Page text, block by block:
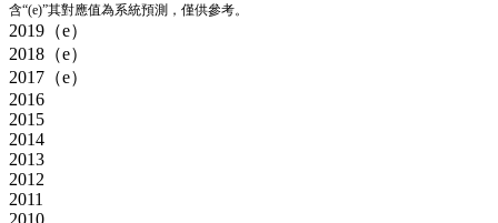
含“(e)”其對應值為系統預測，僅供參考。
2019（e）
2018（e）
2017（e）
2016
2015
2014
2013
2012
2011
2010